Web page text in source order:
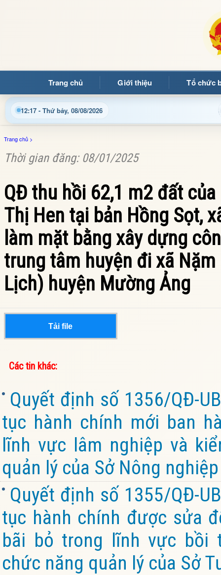
Trang chủ Giới thiệu Tổ chức
12:17 - Thứ bảy, 08/08/2026
với Trang thông tin điện tử xã Mường Ảng Cập
Trang chủ >
Thời gian đăng: 08/01/2025
QĐ thu hồi 62,1 m2 đất
Thị Hen tại bản Hồng Sọt,
làm mặt bằng xây dựng
trung tâm huyện đi xã
Lịch) huyện Mường Ảng
Tải file
Các tin khác:
Quyết định số 1356/QĐ-
tục hành chính mới ban
lĩnh vực lâm nghiệp và
quản lý của Sở Nông
Quyết định số 1355/QĐ-
tục hành chính được sửa
bãi bỏ trong lĩnh vực bồi
chức năng quản lý của Sở